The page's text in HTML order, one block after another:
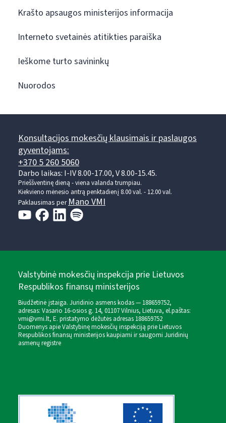
Krašto apsaugos ministerijos informacija
Interneto svetainės atitikties paraiška
Ieškome turto savininkų
Nuorodos
Konsultacijos mokesčių klausimais ir paslaugos
gyventojams:
+370 5 260 5060
Darbo laikas: I-IV 8.00-17.00, V 8.00-15.45.
Prieššventinę dieną - viena valanda trumpiau.
Kiekvieno mėnesio antrą penktadienį 8.00 val. - 12.00 val.
Paklausimas perMano VMI
Valstybinė mokesčių inspekcija prie Lietuvos
Respublikos finansų ministerijos
Biudžetinė įstaiga. Juridinio asmens kodas — 188659752,
adresas: Vasario 16-osios g. 14, 01107 Vilnius, Lietuva, el.paštas:
vmi@vmi.lt, E. pristatymo dėžutės adresas 188659752
Duomenys apie Valstybinę mokesčių inspekciją prie Lietuvos
Respublikos finansų ministerijos kaupiami ir saugomi Juridinių
asmenų registre